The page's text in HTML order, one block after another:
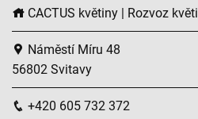
CACTUS květiny | Rozvoz
Náměstí Míru 48
56802 Svitavy
+420 605 732 372